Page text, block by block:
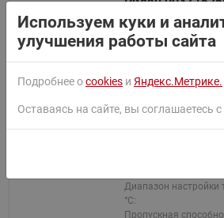
Номинальный
Температура
Резьба штуцеров
Диапазон настройки
°С:
Пропускная
Используем куки и
улучшения работы сайта
Подробнее оcookies и Яндекс.Метрике.
Оставаясь на сайте, вы соглашаетесь